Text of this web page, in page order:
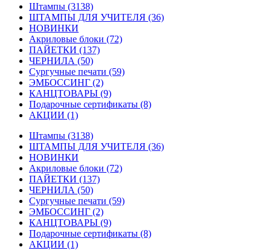
Штампы (3138)
ШТАМПЫ ДЛЯ УЧИТЕЛЯ (36)
НОВИНКИ
Акриловые блоки (72)
ПАЙЕТКИ (137)
ЧЕРНИЛА (50)
Сургучные печати (59)
ЭМБОССИНГ (2)
КАНЦТОВАРЫ (9)
Подарочные сертификаты (8)
АКЦИИ (1)
Штампы (3138)
ШТАМПЫ ДЛЯ УЧИТЕЛЯ (36)
НОВИНКИ
Акриловые блоки (72)
ПАЙЕТКИ (137)
ЧЕРНИЛА (50)
Сургучные печати (59)
ЭМБОССИНГ (2)
КАНЦТОВАРЫ (9)
Подарочные сертификаты (8)
АКЦИИ (1)